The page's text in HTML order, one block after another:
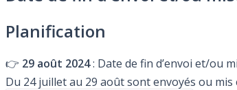
Planification
👉 29 août 2024: Date de fin d’envoi et/ou
Du 24 juillet au 29 août sont envoyés ou